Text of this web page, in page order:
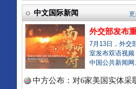
中国法
中文国际新闻
外交部发布
7月13日，外交
室发布双语视频
中国公共新闻网
中方公布：对6家美国实体采